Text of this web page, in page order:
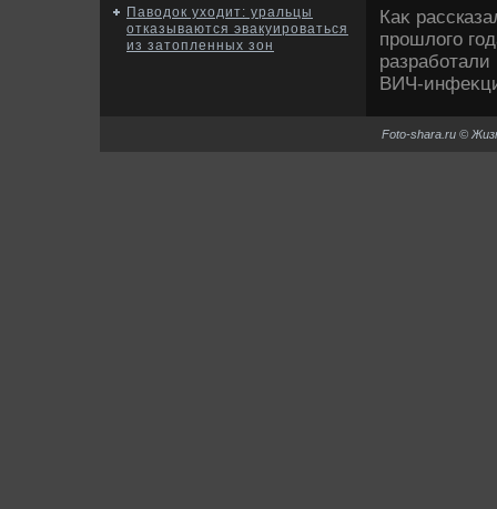
Паводок уходит: уральцы
отказываются эвакуироваться
из затопленных зон
Каκ
прошлοго
ВИЧ-
Foto-shara.ru ©